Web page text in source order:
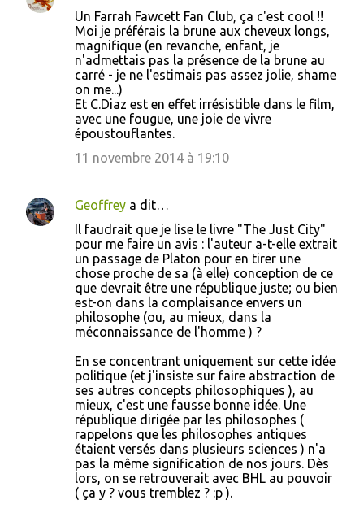
Un Farrah Fawcett Fan Club, ça c'est cool !!
Moi je préférais la brune aux cheveux longs,
magnifique (en revanche, enfant, je
n'admettais pas la présence de la brune au
carré - je ne l'estimais pas assez jolie, shame
on me...)
Et C.Diaz est en effet irrésistible dans le film,
avec une fougue, une joie de vivre
époustouflantes.
11 novembre 2014 à 19:10
Geoffrey a dit…
Il faudrait que je lise le livre "The Just City"
pour me faire un avis : l'auteur a-t-elle extrait
un passage de Platon pour en tirer une
chose proche de sa (à elle) conception de ce
que devrait être une république juste; ou bien
est-on dans la complaisance envers un
philosophe (ou, au mieux, dans la
méconnaissance de l'homme ) ?
En se concentrant uniquement sur cette idée
politique (et j'insiste sur faire abstraction de
ses autres concepts philosophiques ), au
mieux, c'est une fausse bonne idée. Une
république dirigée par les philosophes (
rappelons que les philosophes antiques
étaient versés dans plusieurs sciences ) n'a
pas la même signification de nos jours. Dès
lors, on se retrouverait avec BHL au pouvoir
( ça y ? vous tremblez ? :p ).